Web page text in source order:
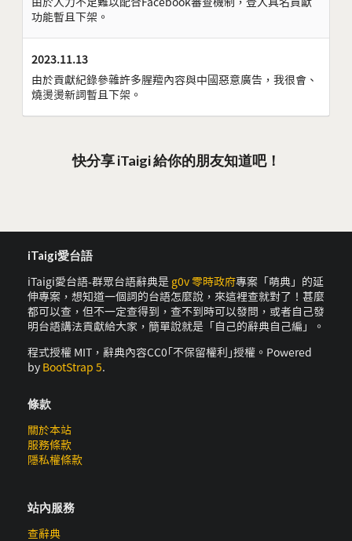
功能暫且下架。
2023.11.13
由於貢獻紀錄參雜許多腥羶內容與中國惡意廣告，我很會、
燒燙燙新詞暫且下架。
快分享 iTaigi 給你的朋友知道吧！
iTaigi愛台語
iTaigi愛台語-群眾台語辭典是 g0v 零時政府專案「萌典」的延
伸專案，想知道一個詞的台語怎麼說，來這裡查就對了！甚麼
都可以查，但不一定查得到，查不到時可以發問，或者自己發
明台語講法貢獻給大家，簡單說就是「自己的辭典自己編」。
程式授權 MIT，辭典內容CC0｢不保留權利｣授權。Powered
by BootStrap 5.
條款
關於本站
服務條款
隱私權條款
站內服務
查辭典